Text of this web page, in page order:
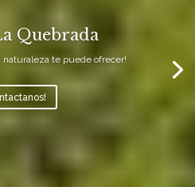
Quebrada
naturaleza te puede ofrecer!